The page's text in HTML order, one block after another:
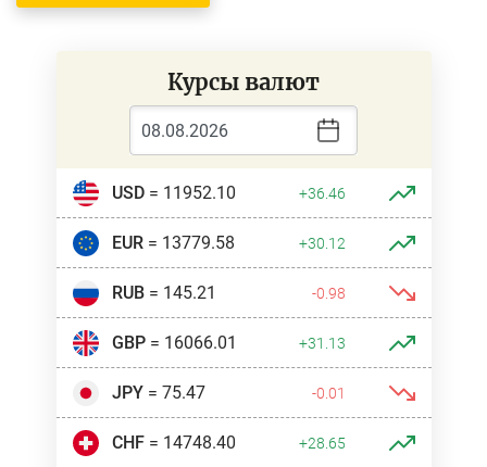
Курсы валют
USD= 11952.10 +36.46
EUR= 13779.58 +30.12
RUB= 145.21 -0.98
GBP= 16066.01 +31.13
JPY= 75.47 -0.01
CHF= 14748.40 +28.65